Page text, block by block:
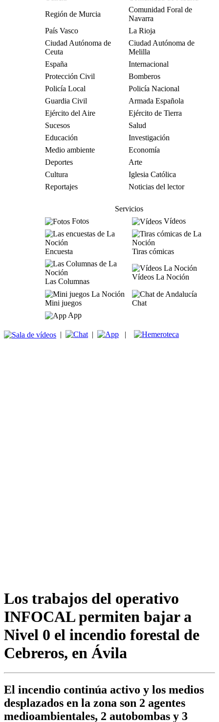
Región de Murcia
Comunidad Foral de
Navarra
País Vasco
La Rioja
Ciudad Autónoma de
Ceuta
Ciudad Autónoma de
Melilla
España
Internacional
Protección Civil
Bomberos
Policía Local
Policía Nacional
Guardia Civil
Armada Española
Ejército del Aire
Ejército de Tierra
Sucesos
Salud
Educación
Investigación
Medio ambiente
Economía
Deportes
Arte
Cultura
Iglesia Católica
Reportajes
Noticias del lector
Servicios
Fotos
Vídeos
Encuesta Tiras cómicas
Las Columnas
Vídeos La Noción
Mini juegos
Chat
App
| | |
Los trabajos del operativo
INFOCAL permiten bajar a
Nivel 0 el incendio forestal de
Cebreros, en Ávila
El incendio continúa activo y los medios
desplazados en la zona son 2 agentes
medioambientales, 2 autobombas y 3